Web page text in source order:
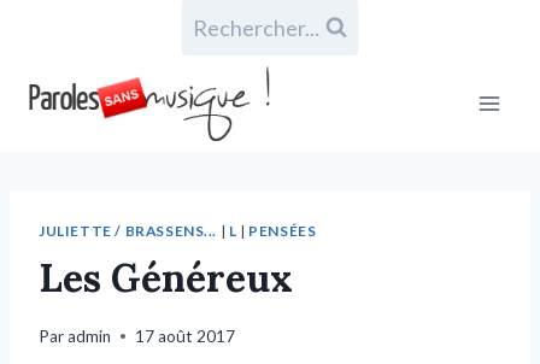
Rechercher...
JULIETTE / BRASSENS... | L | PENSÉES
Les Généreux
Paradmin 17 août 2017